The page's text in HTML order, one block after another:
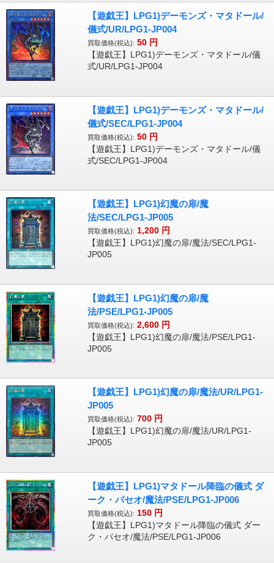
【遊戯王】LPG1)デーモンズ・マタドール/
儀式/UR/LPG1-JP004
買取価格(税込): 50 円
【遊戯王】LPG1)デーモンズ・マタドール/儀
式/UR/LPG1-JP004
【遊戯王】LPG1)デーモンズ・マタドール/
儀式/SEC/LPG1-JP004
買取価格(税込): 50 円
【遊戯王】LPG1)デーモンズ・マタドール/儀
式/SEC/LPG1-JP004
【遊戯王】LPG1)幻魔の扉/魔
法/SEC/LPG1-JP005
買取価格(税込): 1,200 円
【遊戯王】LPG1)幻魔の扉/魔法/SEC/LPG1-
JP005
【遊戯王】LPG1)幻魔の扉/魔
法/PSE/LPG1-JP005
買取価格(税込): 2,600 円
【遊戯王】LPG1)幻魔の扉/魔法/PSE/LPG1-
JP005
【遊戯王】LPG1)幻魔の扉/魔法/UR/LPG1-
JP005
買取価格(税込): 700 円
【遊戯王】LPG1)幻魔の扉/魔法/UR/LPG1-
JP005
【遊戯王】LPG1)マタドール降臨の儀式 ダ
ーク・パセオ/魔法/PSE/LPG1-JP006
買取価格(税込): 150 円
【遊戯王】LPG1)マタドール降臨の儀式 ダー
ク・パセオ/魔法/PSE/LPG1-JP006